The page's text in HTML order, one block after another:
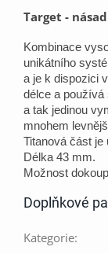
Target -
Kombinace
unikátního
a je k dispozici
délce a používá
a tak jedinou
mnohem
Titanová část
Délka 43 mm.
Možnost
Doplňkové
Kategorie: